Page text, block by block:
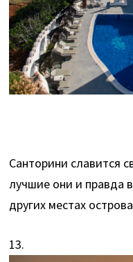
Санторини славится
лучшие они и правда
других местах
13.